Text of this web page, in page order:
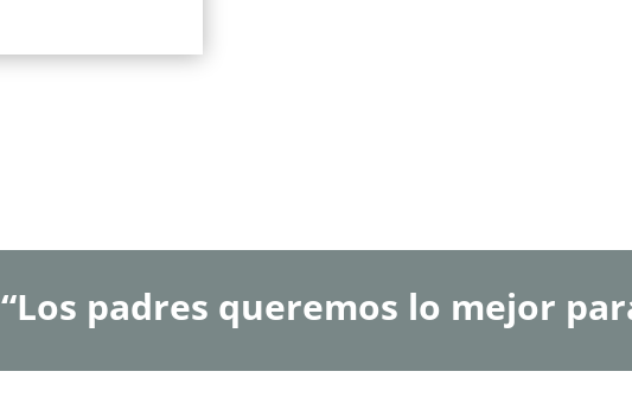
“Los padres queremos lo mejor